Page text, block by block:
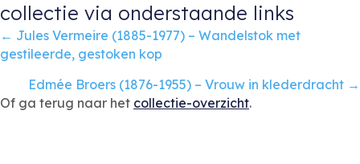
collectie via onderstaande links
Posts
navigation
← Jules Vermeire (1885-1977) – Wandelstok met
gestileerde, gestoken kop
Edmée Broers (1876-1955) – Vrouw in klederdracht →
Of ga terug naar het collectie-overzicht.